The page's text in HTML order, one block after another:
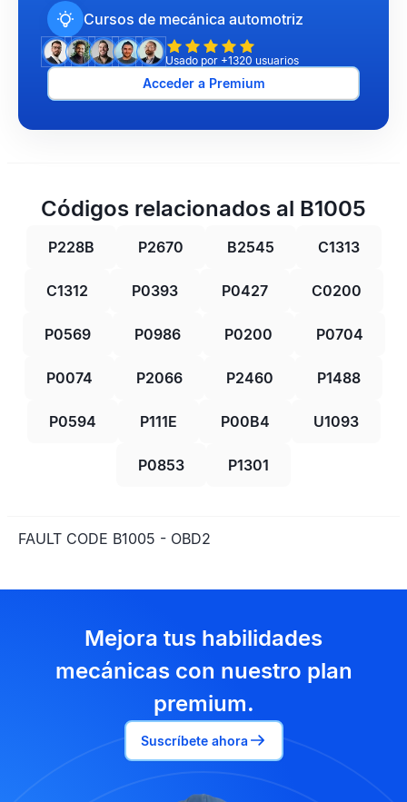
Cursos de mecánica automotriz
Usado por +1320 usuarios
Acceder a Premium
Códigos relacionados al B1005
P228B P2670 B2545 C1313
C1312 P0393 P0427 C0200
P0569 P0986 P0200 P0704
P0074 P2066 P2460 P1488
P0594 P111E P00B4 U1093
P0853 P1301
FAULT CODE B1005 - OBD2
Mejora tus habilidades
mecánicas con nuestro plan
premium.
Suscríbete ahora